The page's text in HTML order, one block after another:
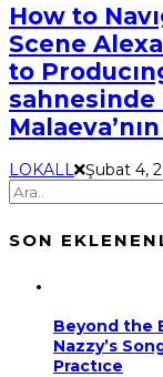
How to
Scene
to
sahnesinde
LOKALL Şubat 4,
SON
Beyond the
Nazzy’s
Practıce